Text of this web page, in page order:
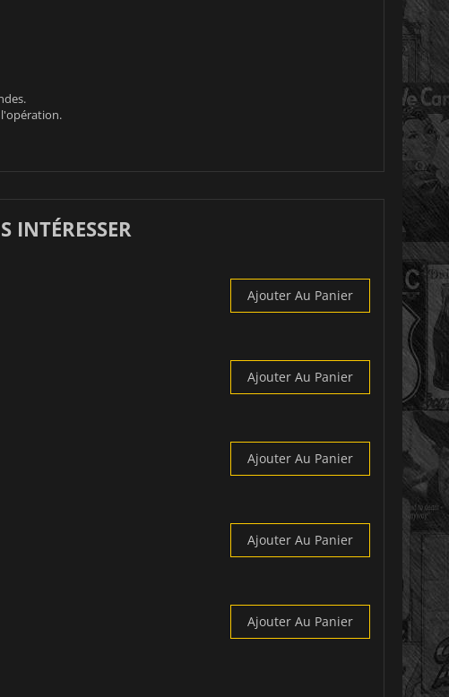
l'opération.
INTÉRESSER
Ajouter Au Panier
Ajouter Au Panier
Ajouter Au Panier
Ajouter Au Panier
Ajouter Au Panier